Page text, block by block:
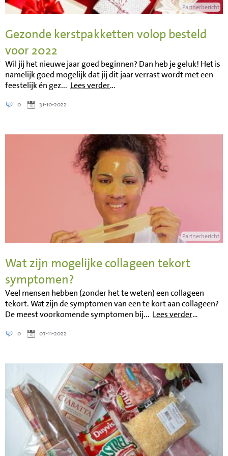
Partnerbericht
Gezonde kerstpakketten volop besteld
voor 2022
Wil jij het nieuwe jaar goed beginnen? Dan heb je geluk! Het is
namelijk goed mogelijk dat jij dit jaar verrast wordt met een
feestelijk én gez... Lees verder…
0 31-10-2022
Partnerbericht
Wat zijn mogelijke collageen tekort
symptomen?
Veel mensen hebben (zonder het te weten) een collageen
tekort. Wat zijn de symptomen van een te kort aan collageen?
De meest voorkomende symptomen bij... Lees verder…
0 07-11-2022